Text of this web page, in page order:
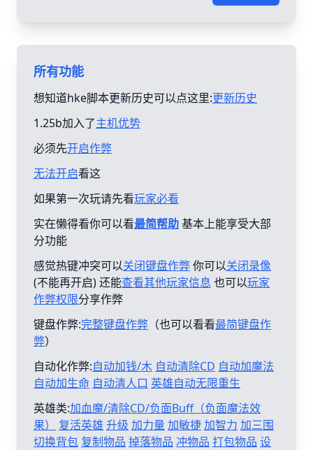
所有功能
想知道hke脚本更新历史可以点这里:更新历史
1.25b加入了主机优势
必须先开启作弊
无法开启看这
如果第一次玩请先看玩家必看
实在懒得看你可以看最简帮助基本上能享受大部
分功能
感觉热键冲突可以关闭键盘作弊你可以关闭录像
(不能再开启) 还能查看其他玩家信息 也可以玩家
作弊权限分享作弊
键盘作弊:完整键盘作弊 （也可以看看最简键盘作
弊）
自动化作弊:自动加钱/木 自动清除CD 自动加魔法
自动加生命 自动清人口 英雄自动无限重生
英雄类:加血魔/清除CD/负面Buff（负面魔法效
果）
复活英雄 升级 加力量 加敏捷加智力 加三围
切换背包 复制物品 掉落物品 冲物品 打包物品 设